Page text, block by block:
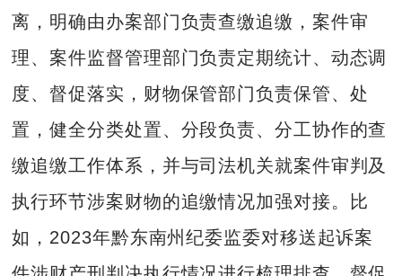
离，明确由办案部门负责查缴追缴，案件审
理、案件监督管理部门负责定期统计、动态调
度、督促落实，财物保管部门负责保管、处
置，健全分类处置、分段负责、分工协作的查
缴追缴工作体系，并与司法机关就案件审判及
执行环节涉案财物的追缴情况加强对接。比
如，2023年黔东南州纪委监委对移送起诉案